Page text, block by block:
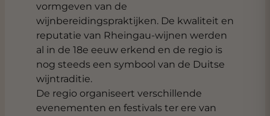
vormgeven van de
wijnbereidingspraktijken. De kwaliteit en
reputatie van Rheingau-wijnen werden
al in de 18e eeuw erkend en de regio is
nog steeds een symbool van de Duitse
wijntraditie.
De regio organiseert verschillende
evenementen en festivals ter ere van